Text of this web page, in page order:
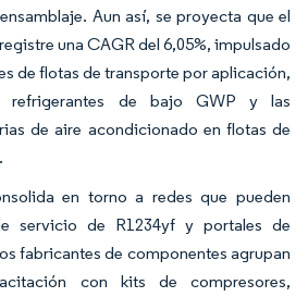
Aun así, se proyecta que el
una CAGR del 6,05%, impulsado
de flotas de transporte por aplicación,
refrigerantes de bajo GWP y las
de aire acondicionado en flotas de
en torno a redes que pueden
servicio de R1234yf y portales de
fabricantes de componentes agrupan
con kits de compresores,